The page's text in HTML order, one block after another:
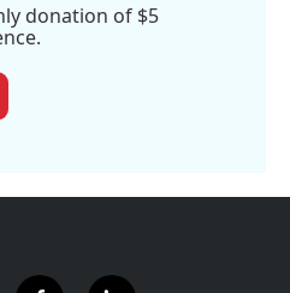
donation of $5